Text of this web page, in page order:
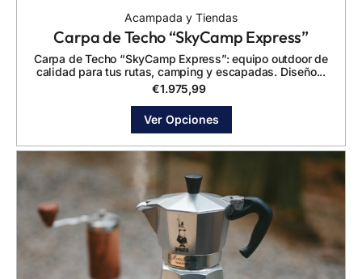
Acampada y Tiendas
Carpa de Techo “SkyCamp Express”
Carpa de Techo “SkyCamp Express”: equipo outdoor de
calidad para tus rutas, camping y escapadas. Diseño...
€1.975,99
Ver Opciones